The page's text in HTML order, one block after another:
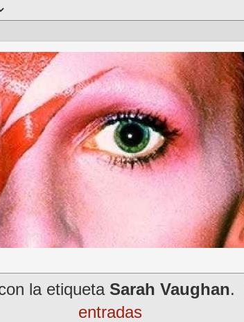
la etiqueta Sarah Vaughan.
entradas